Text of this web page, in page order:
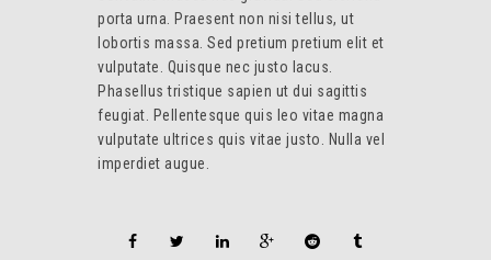
porta urna. Praesent non nisi tellus, ut
lobortis massa. Sed pretium pretium elit et
vulputate. Quisque nec justo lacus.
Phasellus tristique sapien ut dui sagittis
feugiat. Pellentesque quis leo vitae magna
vulputate ultrices quis vitae justo. Nulla vel
imperdiet augue.